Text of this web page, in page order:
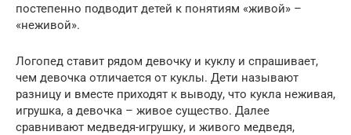
постепенно подводит детей к понятиям «живой» –
«неживой».
Логопед ставит рядом девочку и куклу и спрашивает,
чем девочка отличается от куклы. Дети называют
разницу и вместе приходят к выводу, что кукла неживая,
игрушка, а девочка – живое существо. Далее
сравнивают медведя-игрушку, и живого медведя,